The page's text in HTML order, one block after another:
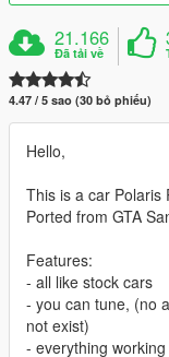
21.166
Đã tải về
4.47 / 5 sao (30 bỏ phiếu)
Hello,
This is a car Polaris
Ported from GTA
Features:
- all like stock cars
- you can tune, (no
not exist)
- everything